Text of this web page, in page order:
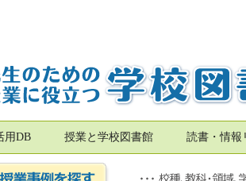
用DB 授業と学校図書館 読書・情報